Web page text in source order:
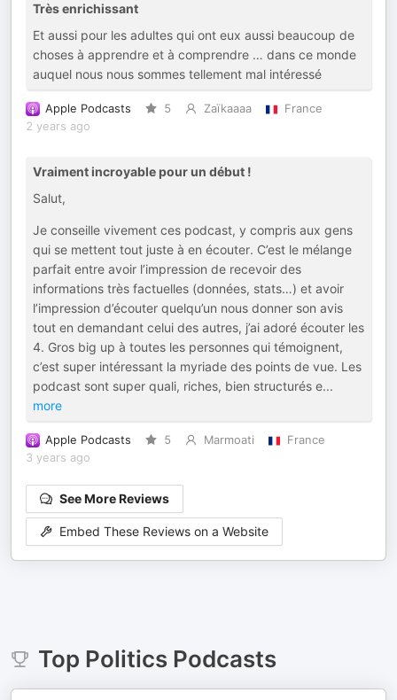
Très enrichissant
Et aussi pour les adultes qui ont eux aussi beaucoup de
choses à apprendre et à comprendre … dans ce monde
auquel nous nous sommes tellement mal intéressé
Apple Podcasts 5 Zaïkaaaa
France
2 years ago
Vraiment incroyable pour un début !
Salut,
Je conseille vivement ces podcast, y compris aux gens
qui se mettent tout juste à en écouter. C’est le mélange
parfait entre avoir l’impression de recevoir des
informations très factuelles (données, stats…) et avoir
l’impression d’écouter quelqu’un nous donner son avis
tout en demandant celui des autres, j’ai adoré écouter les
4. Gros big up à toutes les personnes qui témoignent,
c’est super intéressant la myriade des points de vue. Les
podcast sont super quali, riches, bien structurés e...
more
Apple Podcasts 5 Marmoati
France
3 years ago
See More Reviews
Embed These Reviews on a Website
Top PoliticsPodcasts